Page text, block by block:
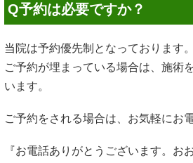
Q予約は必要ですか？
当院は予約優先制となっております。
ご予約が埋まっている場合は、施術
います。
ご予約をされる場合は、お気軽にお
『お電話ありがとうございます。お